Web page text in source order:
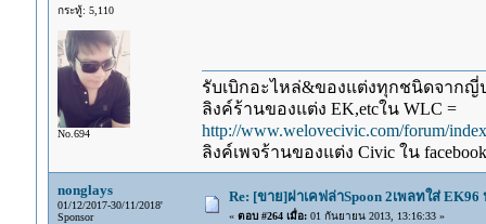
กระทู้: 5,110
No.694
รับเบิกอะไหล่&ของแต่งทุกชนิดจากญี่
ลิงค์ร้านของแต่ง EK,etcใน WLC =
http://www.welovecivic.com/forum/
ลิงค์เพจร้านของแต่ง Civic ใน
nonglays
01/12/2017-30/11/2018'
Sponsor
Re: [ขาย]ฝาเคฟล่าSpoon 2เพลทใส่
« ตอบ #264 เมื่อ:01 กันยายน 2013, 13:16:33 »